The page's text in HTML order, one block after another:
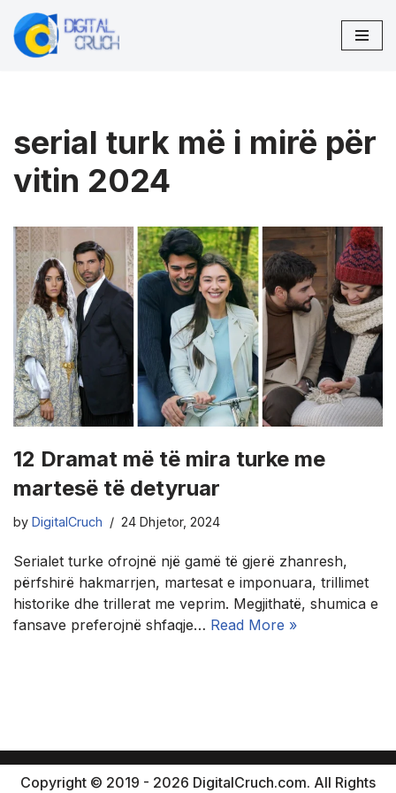
Skip
serial turk më i mirë për
vitin 2024
12 Dramat më të mira turke me
martesë të detyruar
by DigitalCruch 24 Dhjetor, 2024
Serialet turke ofrojnë një gamë të gjerë zhanresh,
përfshirë hakmarrjen, martesat e imponuara, trillimet
historike dhe trillerat me veprim. Megjithatë, shumica e
fansave preferojnë shfaqje… Read More »
Copyright © 2019 - 2026 DigitalCruch.com. All Rights